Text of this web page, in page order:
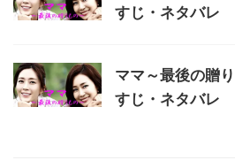
すじ・ネタバレ
ママ～最後の贈
すじ・ネタバレ